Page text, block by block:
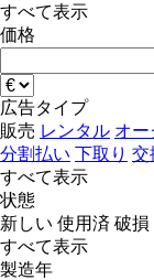
すべて表示
価格
広告タイプ
販売 レンタル オー
分割払い 下取り 交
すべて表示
状態
新しい 使用済 破損
すべて表示
製造年